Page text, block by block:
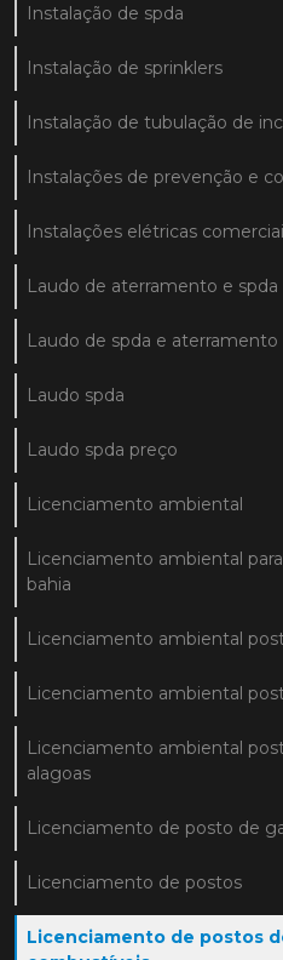
Instalação de spda
Instalação de sprinklers
Instalação de tubulação de
Instalações de prevenção e
Instalações elétricas
Laudo de aterramento e spda
Laudo de spda e aterramento
Laudo spda
Laudo spda preço
Licenciamento ambiental
Licenciamento ambiental
bahia
Licenciamento ambiental
Licenciamento ambiental
Licenciamento ambiental
alagoas
Licenciamento de posto de
Licenciamento de postos
Licenciamento de postos